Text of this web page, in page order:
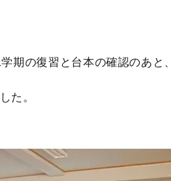
期の復習と台本の確認のあと、
た。